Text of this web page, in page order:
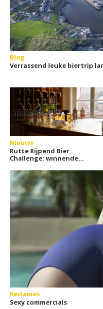
Blog
Verrassend leuke biertrip
Nieuws
Rutte Rijpend Bier
Challenge: winnende
Reclames
Sexy commercials